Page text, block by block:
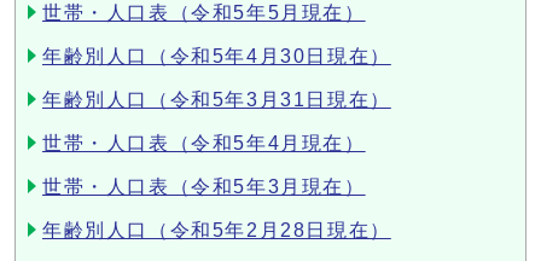
世帯・人口表（令和5年5月現在）
年齢別人口（令和5年4月30日現在）
年齢別人口（令和5年3月31日現在）
世帯・人口表（令和5年4月現在）
世帯・人口表（令和5年3月現在）
年齢別人口（令和5年2月28日現在）